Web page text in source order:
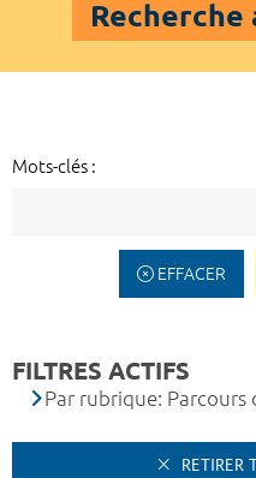
Recherche
Mots-clés :
EFFACER
FILTRES ACTIFS
Par rubrique: Parcours
RETIRER